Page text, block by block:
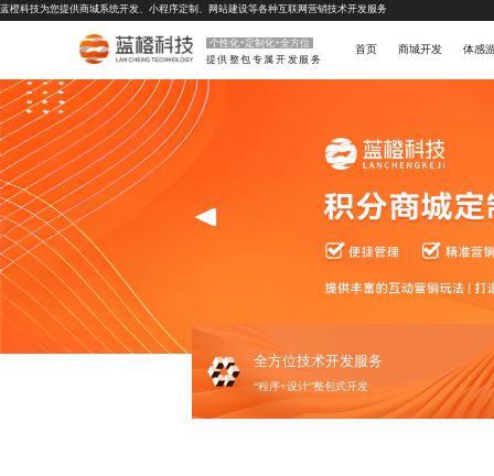
蓝橙科技为您提供商城系统开发、 小程序定制 、 网站建设等各种互联网营销技术开发服务
个性化+定制化+全方位
提供整包专属开发服务
首页 商城开发 体感
全方位技术开发服务
“程序+设计”整包式开发